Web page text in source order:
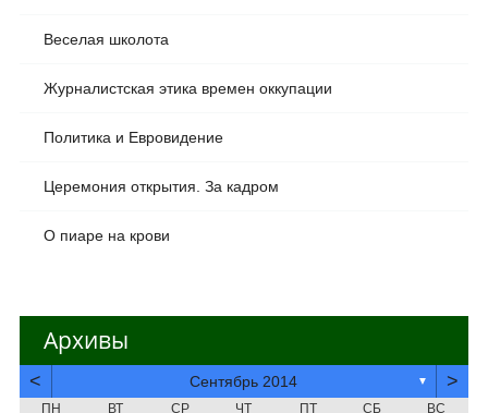
Веселая школота
Журналистская этика времен оккупации
Политика и Евровидение
Церемония открытия. За кадром
О пиаре на крови
Архивы
< Сентябрь 2014 ▼ >
ПН ВТ СР ЧТ ПТ СБ ВС